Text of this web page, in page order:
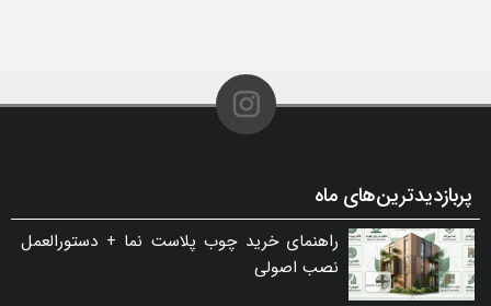
پربازدیدترین‌های ماه
راهنمای خرید چوب پلاست نما + دستورالعمل
نصب اصولی